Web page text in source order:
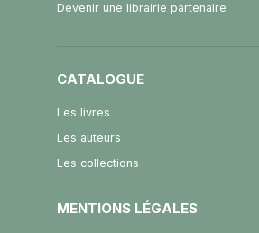
Devenir une librairie partenaire
CATALOGUE
Les livres
Les auteurs
Les collections
MENTIONS LÉGALES